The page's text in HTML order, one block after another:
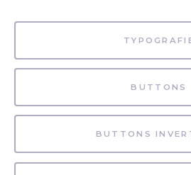
BUTTONS
BUTTONS